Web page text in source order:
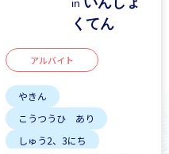
in
くてん
アルバイト
やきん
こうつうひ あり
しゅう2、3にち